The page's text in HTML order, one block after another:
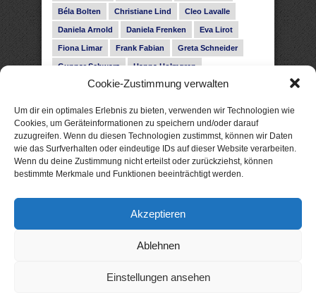
Cookie-Zustimmung verwalten
Um dir ein optimales Erlebnis zu bieten, verwenden wir Technologien wie
Cookies, um Geräteinformationen zu speichern und/oder darauf
zuzugreifen. Wenn du diesen Technologien zustimmst, können wir Daten
wie das Surfverhalten oder eindeutige IDs auf dieser Website verarbeiten.
Wenn du deine Zustimmung nicht erteilst oder zurückziehst, können
bestimmte Merkmale und Funktionen beeinträchtigt werden.
Akzeptieren
Ablehnen
Einstellungen ansehen
Béla Bolten Christiane Lind Cleo Lavalle
Daniela Arnold Daniela Frenken Eva Lirot
Fiona Limar Frank Fabian Greta Schneider
Gunnar Schwarz Hanna Holmgren
Heike Fröhling Ina Glahe Ivo Pala J. Vellguth
Leonie Haubrich Lilly Labord Livia Pipes
Malin Blunk Marcus Hünnebeck Martin Krist
Melisa Schwermer Nele Bruun Nika Lubitsch
Noah Fitz Nora Amelie René Junge
Subina Giuletti